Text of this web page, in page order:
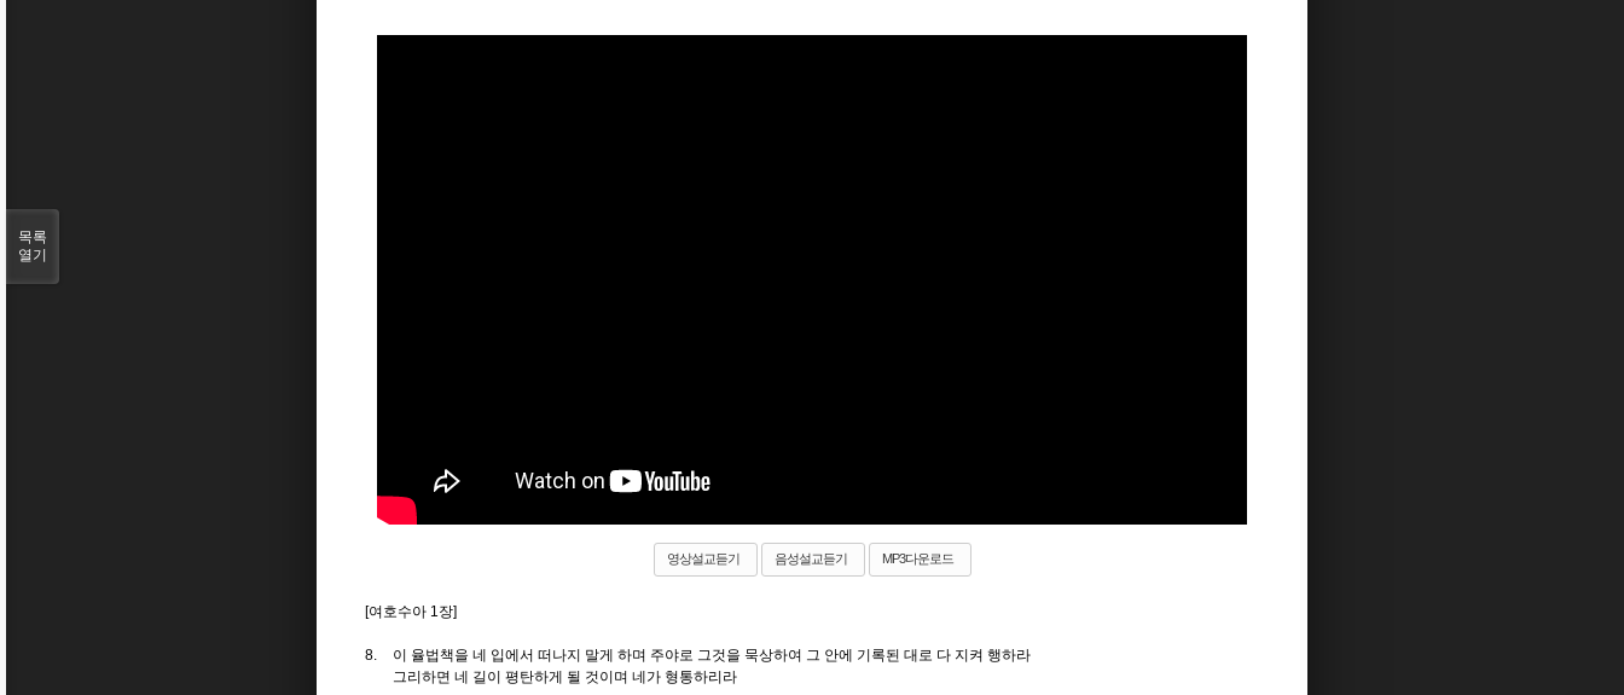
영상설교듣기 음성설교듣기 MP3다운로드
[여호수아 1장]
8. 이 율법책을 네 입에서 떠나지 말게 하며 주야로 그것을 묵상하여 그 안에 기록된 대로 다 지켜 행하라
그리하면 네 길이 평탄하게 될 것이며 네가 형통하리라
목록
열기